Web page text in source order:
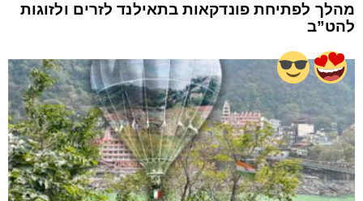
מהלך לפתיחת פונדקאות בתאילנד לזרים ולזוגות
להט”ב